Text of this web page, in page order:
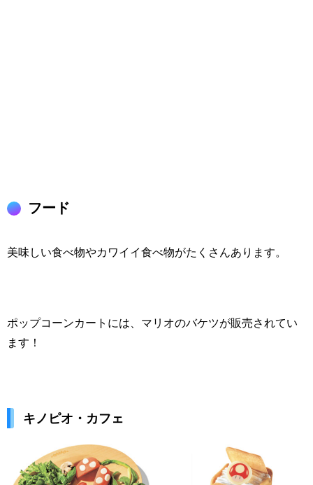
フード
美味しい食べ物やカワイイ食べ物がたくさんあります。
ポップコーンカートには、マリオのバケツが販売されてい
ます！
キノピオ・カフェ